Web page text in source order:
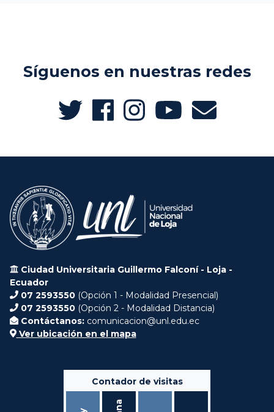
Síguenos en nuestras redes
Ciudad Universitaria Guillermo Falconí - Loja -
Ecuador
07 2593550 (Opción 1 - Modalidad Presencial)
07 2593550 (Opción 2 - Modalidad Distancia)
Contáctanos: comunicacion@unl.edu.ec
Ver ubicación en el mapa
Contador de visitas